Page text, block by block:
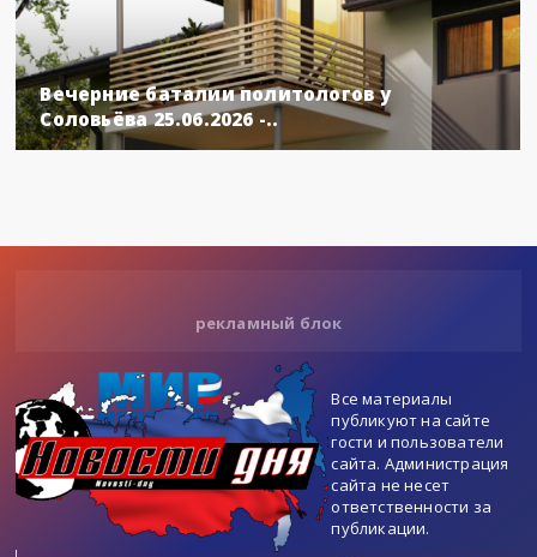
Вечерние баталии политологов у
Соловьёва 25.06.2026 -..
рекламный блок
Все материалы
публикуют на сайте
гости и пользователи
сайта. Администрация
сайта не несет
ответственности за
публикации.